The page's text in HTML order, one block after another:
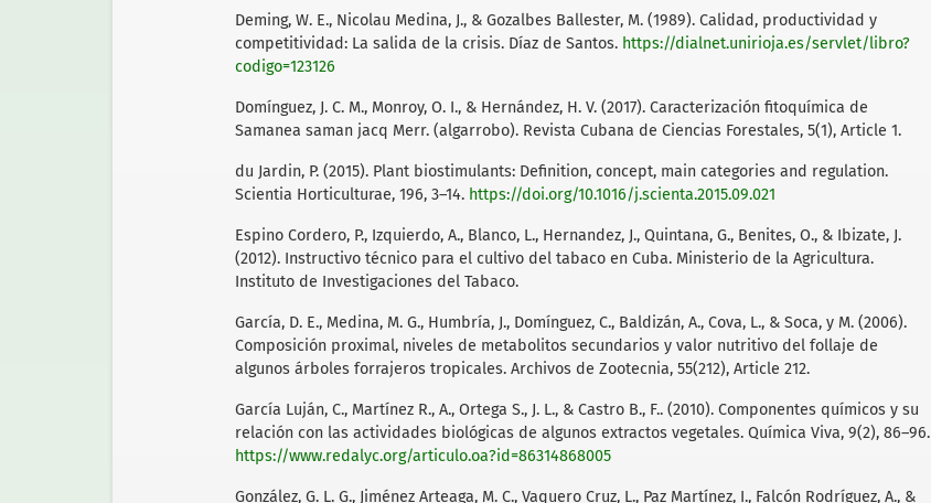
Deming, W. E., Nicolau Medina, J., & Gozalbes Ballester, M. (1989). Calidad, productividad y
competitividad: La salida de la crisis. Díaz de Santos. https://dialnet.unirioja.es/servlet/libro?
codigo=123126
Domínguez, J. C. M., Monroy, O. I., & Hernández, H. V. (2017). Caracterización fitoquímica de
Samanea saman jacq Merr. (algarrobo). Revista Cubana de Ciencias Forestales, 5(1), Article 1.
du Jardin, P. (2015). Plant biostimulants: Definition, concept, main categories and regulation.
Scientia Horticulturae, 196, 3–14. https://doi.org/10.1016/j.scienta.2015.09.021
Espino Cordero, P., Izquierdo, A., Blanco, L., Hernandez, J., Quintana, G., Benites, O., & Ibizate, J.
(2012). Instructivo técnico para el cultivo del tabaco en Cuba. Ministerio de la Agricultura.
Instituto de Investigaciones del Tabaco.
García, D. E., Medina, M. G., Humbría, J., Domínguez, C., Baldizán, A., Cova, L., & Soca, y M. (2006).
Composición proximal, niveles de metabolitos secundarios y valor nutritivo del follaje de
algunos árboles forrajeros tropicales. Archivos de Zootecnia, 55(212), Article 212.
García Luján, C., Martínez R., A., Ortega S., J. L., & Castro B., F.. (2010). Componentes químicos y su
relación con las actividades biológicas de algunos extractos vegetales. Química Viva, 9(2), 86–96.
https://www.redalyc.org/articulo.oa?id=86314868005
González, G. L. G., Jiménez Arteaga, M. C., Vaquero Cruz, L., Paz Martínez, I., Falcón Rodríguez, A., &